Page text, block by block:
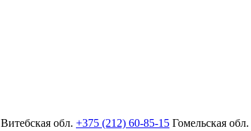
Витебская обл. +375 (212) 60-85-15 Гомельская обл.